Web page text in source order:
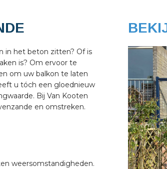
in het beton zitten? Of is
is? Om ervoor te
om uw balkon te laten
u tóch een gloednieuw
Bij Van Kooten
en omstreken.
weersomstandigheden.